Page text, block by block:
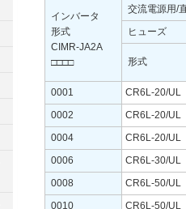
インバータ
形式
CIMR-JA2A
□□□□
交流電源用/
ヒューズ
形式
0001
CR6L-20/UL
0002
CR6L-20/UL
0004
CR6L-20/UL
0006
CR6L-30/UL
0008
CR6L-50/UL
0010
CR6L-50/UL